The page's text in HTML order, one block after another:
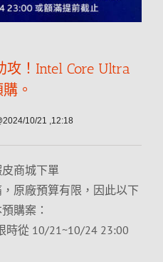
！Intel Core Ultra
。
10/21 ,12:18
商城下單
原廠預算有限，因此以下
購案：
時從 10/21~10/24 23:00